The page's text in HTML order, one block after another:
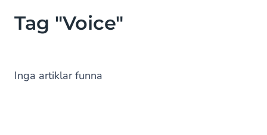
Tag "Voice"
Inga artiklar funna